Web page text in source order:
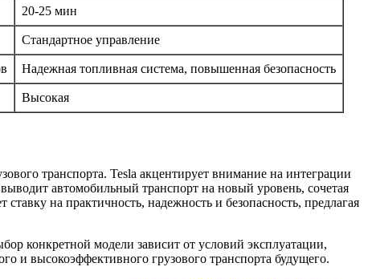
20-25 мин
Стандартное управление
Надежная топливная система, повышенная безопасность
Высокая
транспорта. Tesla акцентирует внимание на интеграции
автомобильный транспорт на новый уровень, сочетая
на практичность, надежность и безопасность, предлагая
конкретной модели зависит от условий эксплуатации,
и высокоэффективного грузового транспорта будущего.